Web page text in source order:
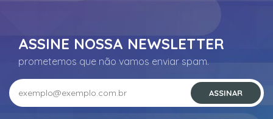
ASSINE NOSSA NEWSLETTER
prometemos que não vamos enviar spam.